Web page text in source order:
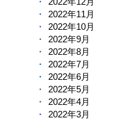
2022年11月
2022年10月
2022年9月
2022年8月
2022年7月
2022年6月
2022年5月
2022年4月
2022年3月